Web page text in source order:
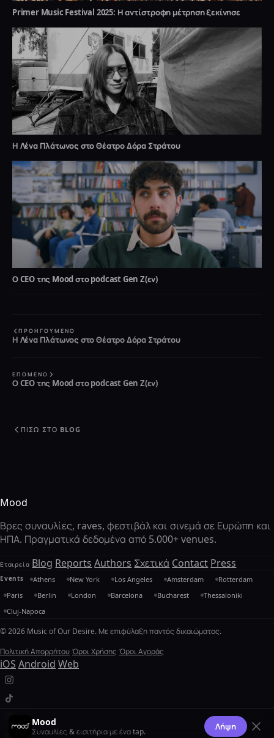
Primer Music Festival 2025: Η αντίστροφη μέτρηση ξεκίνησε
Η Λένα Πλάτωνος στο Θέατρο Δόρα Στράτου
Ο CEO της Mood στο podcast Gen Z(εν)
ΠΡΟΗΓΟΎΜΕΝΟ
Η Λένα Πλάτωνος στο Θέατρο Δόρα Στράτου
ΕΠΌΜΕΝΟ
Ο CEO της Mood στο podcast Gen Z(εν)
ΠΊΣΩ ΣΤΟ BLOG
Mood
Βρες συναυλίες, raves, φεστιβάλ και σινεμά σε Ευρώπη και
ΗΠΑ. Πραγματικά δεδομένα από 5.000+ venues.
Εταιρεία Blog Reports Authors Σχετικά Contact Press
Events Athens New York Los Angeles Amsterdam
Rotterdam
Paris
Berlin London Barcelona Bucharest
Thessaloniki
Cluj-Napoca
© 2026 Music of Our Desire. Με επιφύλαξη παντός δικαιώματος.
Πολιτική Απορρήτου Όροι Χρήσης Όροι Αγοράς
iOS Android Web
Mood
Συναυλίες & εισιτήρια με ένα tap. Λήψη